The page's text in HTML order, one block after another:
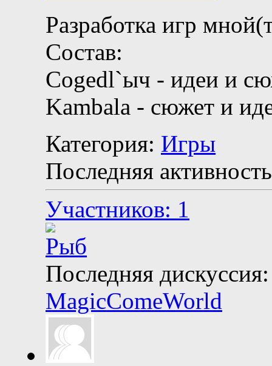
Разработка игр
Состав:
Cogedl`ыч - идеи и
Kambala - сюжет и
Категория: Игры
Последняя
Участников: 1
Последняя дискуссия:
MagicComeWorld